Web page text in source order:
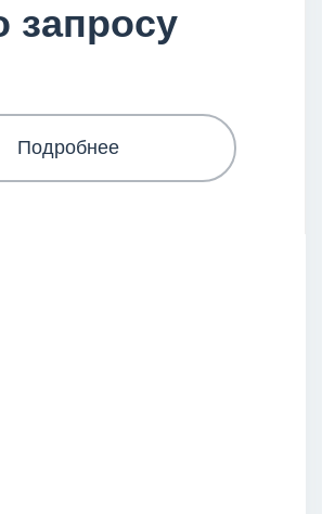
запросу
Подробнее